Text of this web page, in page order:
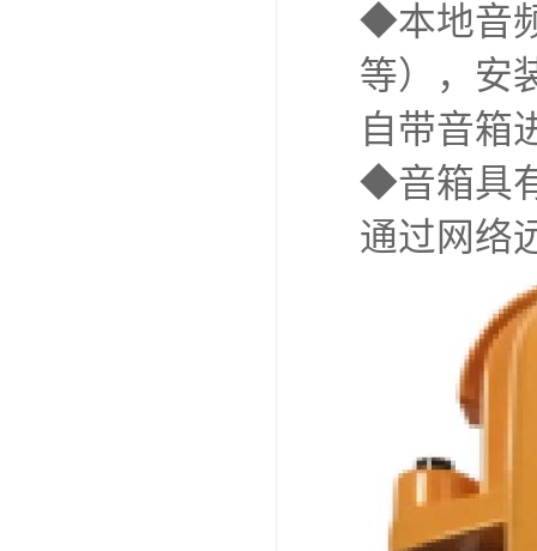
◆本地音
等），安
自带音箱
◆音箱具
通过网络